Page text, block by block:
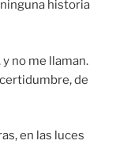
historia
no me llaman.
de
en las luces